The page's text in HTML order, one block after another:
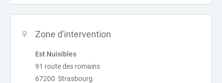
Zone d'intervention
Est Nuisibles
91 route des romains
67200 Strasbourg